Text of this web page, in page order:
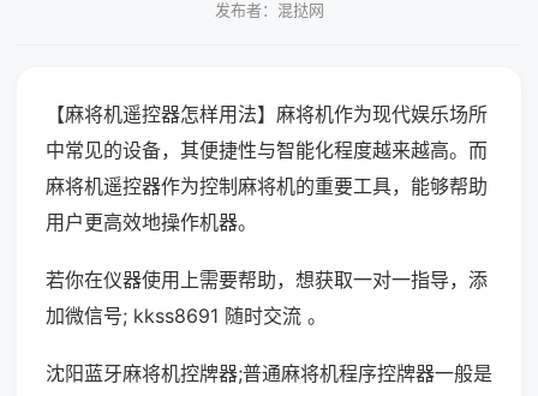
发布者：混挞网
【麻将机遥控器怎样用法】麻将机作为现代娱乐场所
中常见的设备，其便捷性与智能化程度越来越高。而
麻将机遥控器作为控制麻将机的重要工具，能够帮助
用户更高效地操作机器。
若你在仪器使用上需要帮助，想获取一对一指导，添
加微信号; kkss8691 随时交流 。
沈阳蓝牙麻将机控牌器;普通麻将机程序控牌器一般是